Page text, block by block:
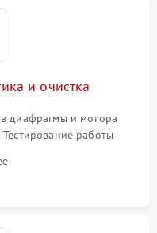
и очистка
диафрагмы и мотора
работы
оптических элементов
спецрастворами без